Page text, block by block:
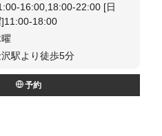
16:00,18:00-22:00 [日
18:00
駅より徒歩5分
予約